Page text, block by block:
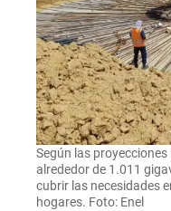
Según las
alrededor de 1.011
cubrir las necesidades
hogares. Foto: Enel